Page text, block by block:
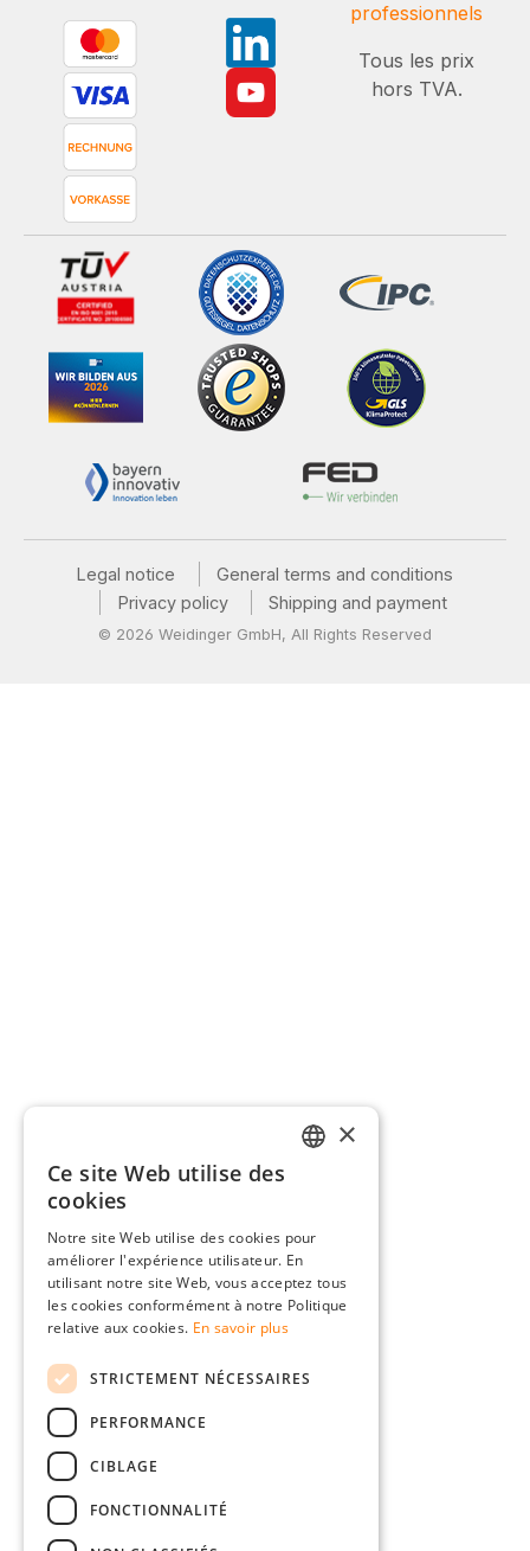
professionnels
Tous les prix
hors TVA.
Legal notice
General terms and conditions
Privacy policy
Shipping and payment
© 2026 Weidinger GmbH, All Rights Reserved
ITALIAN
POLISH
×
Ce site Web utilise des
cookies
Notre site Web utilise des cookies pour
améliorer l'expérience utilisateur. En
utilisant notre site Web, vous acceptez tous
les cookies conformément à notre Politique
relative aux cookies. En savoir plus
STRICTEMENT NÉCESSAIRES
PERFORMANCE
CIBLAGE
FONCTIONNALITÉ